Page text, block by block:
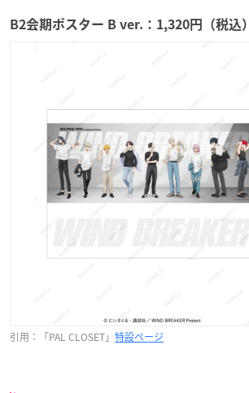
B2会期ポスター B ver.：1,320円（税込）
引用：「PAL CLOSET」 特設ページ